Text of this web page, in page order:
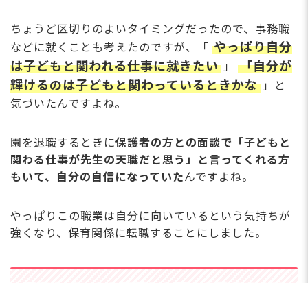
ちょうど区切りのよいタイミングだったので、事務職
などに就くことも考えたのですが、「 やっぱり自分
は子どもと関われる仕事に就きたい 」
「自分が
輝けるのは子どもと関わっているときかな 」と
気づいたんですよね。
園を退職するときに保護者の方との面談で「子どもと
関わる仕事が先生の天職だと思う」と言ってくれる方
もいて、自分の自信になっていたんですよね。
やっぱりこの職業は自分に向いているという気持ちが
強くなり、保育関係に転職することにしました。